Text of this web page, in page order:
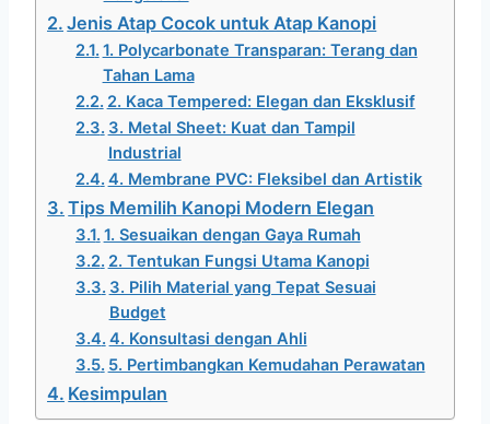
Jenis Atap Cocok untuk Atap Kanopi
1. Polycarbonate Transparan: Terang dan
Tahan Lama
2. Kaca Tempered: Elegan dan Eksklusif
3. Metal Sheet: Kuat dan Tampil
Industrial
4. Membrane PVC: Fleksibel dan Artistik
Tips Memilih Kanopi Modern Elegan
1. Sesuaikan dengan Gaya Rumah
2. Tentukan Fungsi Utama Kanopi
3. Pilih Material yang Tepat Sesuai
Budget
4. Konsultasi dengan Ahli
5. Pertimbangkan Kemudahan Perawatan
Kesimpulan